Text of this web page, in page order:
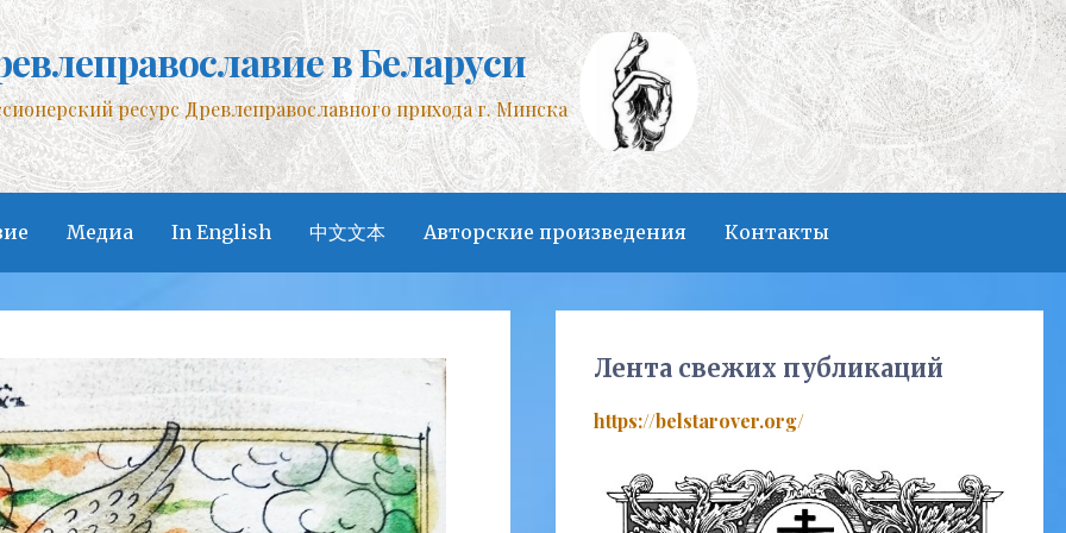
в Беларуси
ресурс Древлеправославного прихода г. Минска
Медиа In English 中文文本 Авторские произведения Контакты
Лента свежих публикаций
https://belstarover.org/